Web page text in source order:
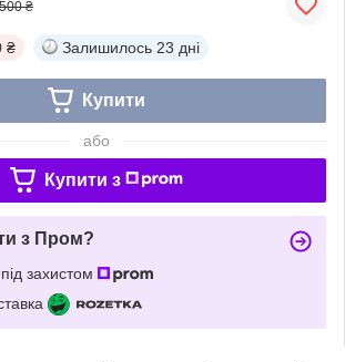
₴
₴ Залишилось 23 дні
Купити
або
Купити з
з Пром?
захистом